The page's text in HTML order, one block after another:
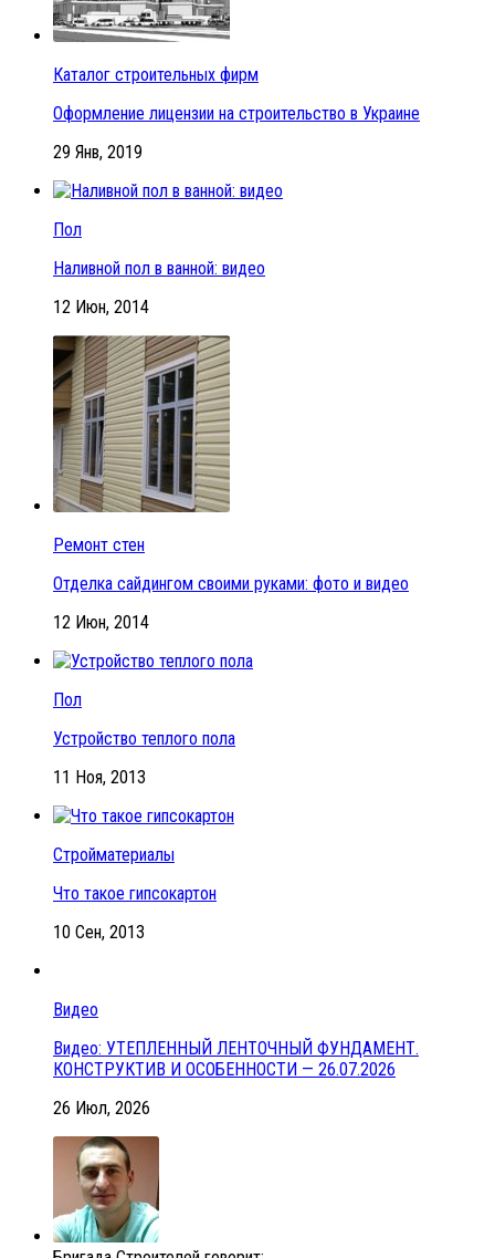
Каталог строительных фирм
Оформление лицензии на строительство в Украине
29 Янв, 2019
Пол
Наливной пол в ванной: видео
12 Июн, 2014
Ремонт стен
Отделка сайдингом своими руками: фото и видео
12 Июн, 2014
Пол
Устройство теплого пола
11 Ноя, 2013
Стройматериалы
Что такое гипсокартон
10 Сен, 2013
Видео
Видео: УТЕПЛЕННЫЙ ЛЕНТОЧНЫЙ ФУНДАМЕНТ.
КОНСТРУКТИВ И ОСОБЕННОСТИ — 26.07.2026
26 Июл, 2026